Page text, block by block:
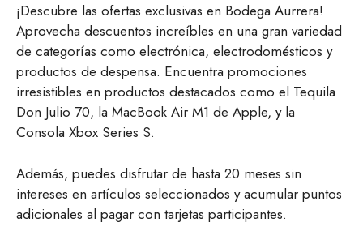
¡Descubre las ofertas exclusivas en Bodega Aurrera!
Aprovecha descuentos increíbles en una gran variedad
de categorías como electrónica, electrodomésticos y
productos de despensa. Encuentra promociones
irresistibles en productos destacados como el Tequila
Don Julio 70, la MacBook Air M1 de Apple, y la
Consola Xbox Series S.
Además, puedes disfrutar de hasta 20 meses sin
intereses en artículos seleccionados y acumular puntos
adicionales al pagar con tarjetas participantes.